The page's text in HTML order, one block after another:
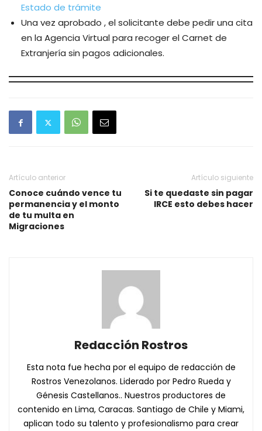
Estado de trámite
Una vez aprobado , el solicitante debe pedir una cita
en la Agencia Virtual para recoger el Carnet de
Extranjería sin pagos adicionales.
Artículo anterior
Conoce cuándo vence tu
permanencia y el monto
de tu multa en
Migraciones
Artículo siguiente
Si te quedaste sin pagar
IRCE esto debes hacer
Redacción Rostros
Esta nota fue hecha por el equipo de redacción de
Rostros Venezolanos. Liderado por Pedro Rueda y
Génesis Castellanos.. Nuestros productores de
contenido en Lima, Caracas. Santiago de Chile y Miami,
aplican todo su talento y profesionalismo para crear